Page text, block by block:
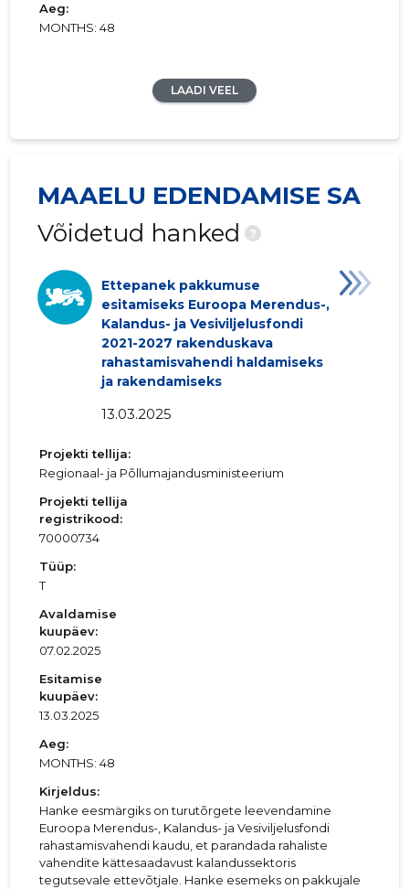
Aeg:
MONTHS: 48
LAADI VEEL
MAAELU EDENDAMISE SA
Võidetud hanked
?
Ettepanek pakkumuse
esitamiseks Euroopa Merendus-,
Kalandus- ja Vesiviljelusfondi
2021-2027 rakenduskava
rahastamisvahendi haldamiseks
ja rakendamiseks
13.03.2025
Projekti tellija:
Regionaal- ja Põllumajandusministeerium
Projekti tellija
registrikood:
70000734
Tüüp:
T
Avaldamise
kuupäev:
07.02.2025
Esitamise
kuupäev:
13.03.2025
Aeg:
MONTHS: 48
Kirjeldus:
Hanke eesmärgiks on turutõrgete leevendamine
Euroopa Merendus-, Kalandus- ja Vesiviljelusfondi
rahastamisvahendi kaudu, et parandada rahaliste
vahendite kättesaadavust kalandussektoris
tegutsevale ettevõtjale. Hanke esemeks on pakkujale